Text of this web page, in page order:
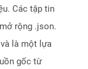
Các tập tin
rộng .json.
là một lựa
gốc từ